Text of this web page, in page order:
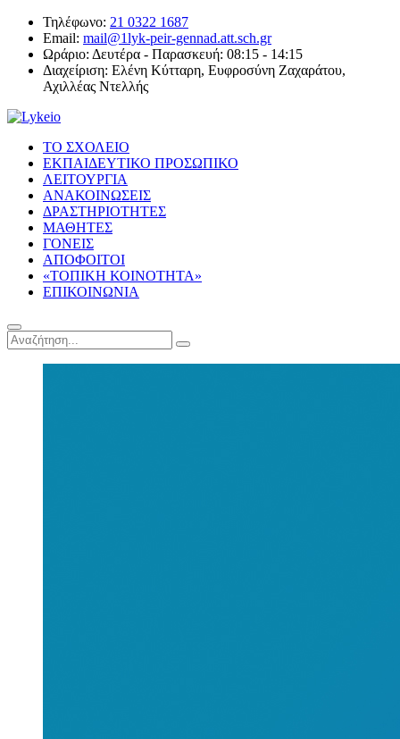
Τηλέφωνο: 21 0322 1687
Email: mail@1lyk-peir-gennad.att.sch.gr
Ωράριο: Δευτέρα - Παρασκευή: 08:15 - 14:15
Διαχείριση: Ελένη Κύτταρη, Ευφροσύνη Ζαχαράτου,
Αχιλλέας Ντελλής
ΤΟ ΣΧΟΛΕΙΟ
ΕΚΠΑΙΔΕΥΤΙΚΟ ΠΡΟΣΩΠΙΚΟ
ΛΕΙΤΟΥΡΓΙΑ
ΑΝΑΚΟΙΝΩΣΕΙΣ
ΔΡΑΣΤΗΡΙΟΤΗΤΕΣ
ΜΑΘΗΤΕΣ
ΓΟΝΕΙΣ
ΑΠΟΦΟΙΤΟΙ
«ΤΟΠΙΚΗ ΚΟΙΝΟΤΗΤΑ»
ΕΠΙΚΟΙΝΩΝΙΑ